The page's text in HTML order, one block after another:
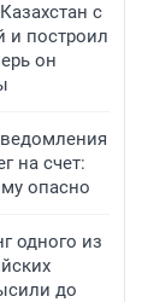
с
и построил
он
на счет:
опасно
одного из
до